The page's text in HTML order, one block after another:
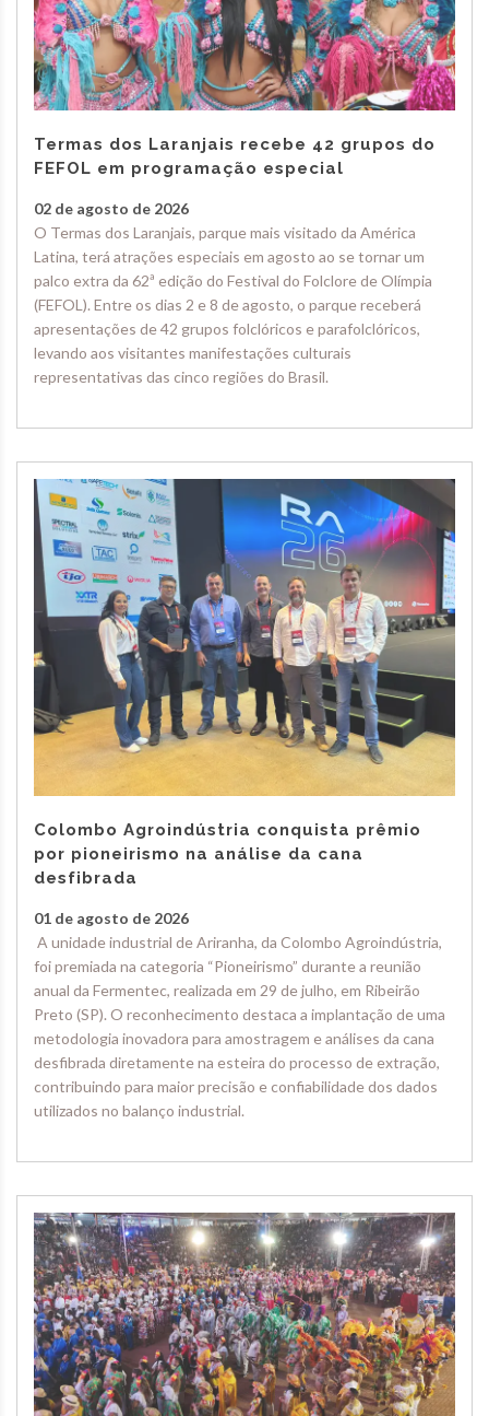
Termas dos Laranjais recebe 42 grupos do
FEFOL em programação especial
02 de agosto de 2026
O Termas dos Laranjais, parque mais visitado da América
Latina, terá atrações especiais em agosto ao se tornar um
palco extra da 62ª edição do Festival do Folclore de Olímpia
(FEFOL). Entre os dias 2 e 8 de agosto, o parque receberá
apresentações de 42 grupos folclóricos e parafolclóricos,
levando aos visitantes manifestações culturais
representativas das cinco regiões do Brasil.
Colombo Agroindústria conquista prêmio
por pioneirismo na análise da cana
desfibrada
01 de agosto de 2026
A unidade industrial de Ariranha, da Colombo Agroindústria,
foi premiada na categoria “Pioneirismo” durante a reunião
anual da Fermentec, realizada em 29 de julho, em Ribeirão
Preto (SP). O reconhecimento destaca a implantação de uma
metodologia inovadora para amostragem e análises da cana
desfibrada diretamente na esteira do processo de extração,
contribuindo para maior precisão e confiabilidade dos dados
utilizados no balanço industrial.